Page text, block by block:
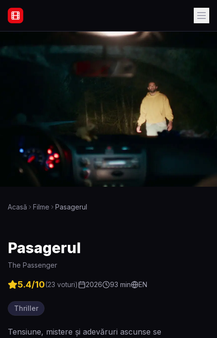
Filme Online Subtitrate - Acasă
Acasă Filme Pasagerul
Pasagerul
The Passenger
5.4/10(23 voturi) 2026 93 min EN
Thriller
Tensiune, mistere și adevăruri ascunse se